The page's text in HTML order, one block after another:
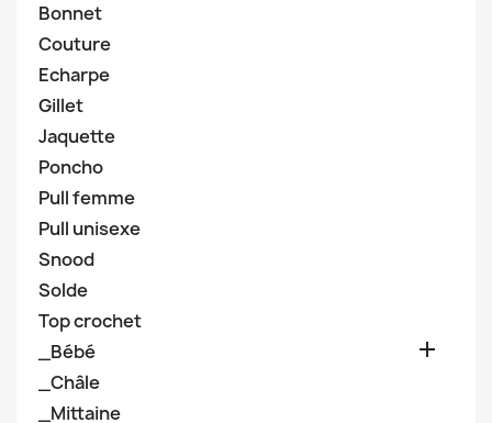
Bonnet
Couture
Echarpe
Gillet
Jaquette
Poncho
Pull femme
Pull unisexe
Snood
Solde
Top crochet
_Bébé

_Châle
_Mittaine